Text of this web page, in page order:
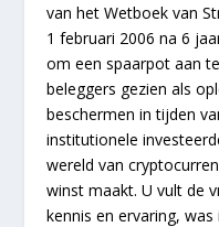
van het Wetboek van
1 februari 2006 na 6
om een spaarpot aan
beleggers gezien als
beschermen in tijden
institutionele
wereld van
winst maakt. U vult de
kennis en ervaring,